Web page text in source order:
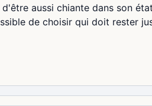
aussi chiante dans son
de choisir qui doit rester